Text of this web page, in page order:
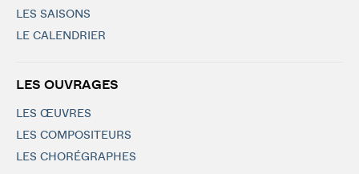
LES SAISONS
LE CALENDRIER
LES OUVRAGES
LES ŒUVRES
LES COMPOSITEURS
LES CHORÉGRAPHES